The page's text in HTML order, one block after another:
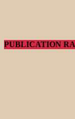
PUBLICATION